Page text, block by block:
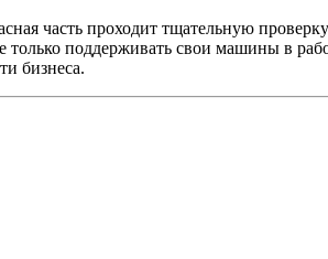
часть проходит тщательную
только поддерживать свои машины в
бизнеса.